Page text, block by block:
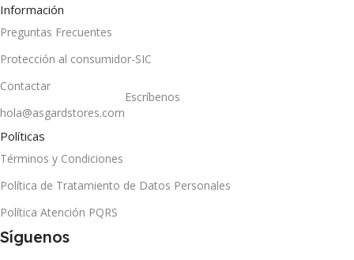
Información
Preguntas Frecuentes
Protección al consumidor-SIC
Contactar
hola@asgardstores.com
Escríbenos
Políticas
Términos y Condiciones
Política de Tratamiento de Datos Personales
Política Atención PQRS
Síguenos